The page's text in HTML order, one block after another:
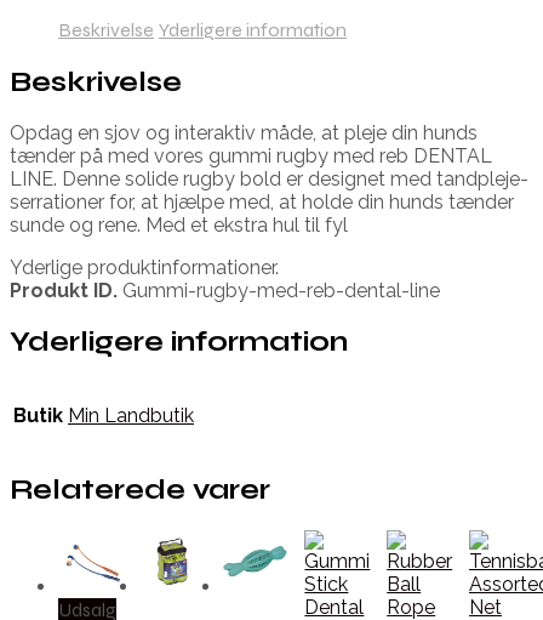
Beskrivelse Yderligere information
Beskrivelse
Opdag en sjov og interaktiv måde, at pleje din hunds
tænder på med vores gummi rugby med reb DENTAL
LINE. Denne solide rugby bold er designet med tandpleje-
serrationer for, at hjælpe med, at holde din hunds tænder
sunde og rene. Med et ekstra hul til fyl
Yderlige produktinformationer.
Produkt ID. Gummi-rugby-med-reb-dental-line
Yderligere information
Butik Min Landbutik
Relaterede varer
Udsalg